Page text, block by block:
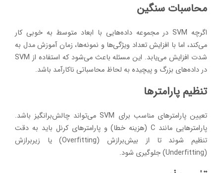
محاسبات سنگین
اگرچه SVM در مجموعه داده‌هایی با ابعاد متوسط به خوبی کار
می‌کند، اما با افزایش تعداد ویژگی‌ها و نمونه‌ها، زمان آموزش مدل به
شدت افزایش می‌یابد. این مسئله باعث می‌شود که استفاده از SVM
در داده‌های بزرگ و پیچیده به لحاظ محاسباتی ناکارآمد باشد.
تنظیم پارامترها
تعیین پارامترهای مناسب برای SVM می‌تواند چالش‌برانگیز باشد.
پارامترهایی مانند C (هزینه خطا) و پارامترهای کرنل باید به دقت
تنظیم شوند تا از بیش‌برازش (Overfitting) یا زیربرازش
(Underfitting) جلوگیری شود.